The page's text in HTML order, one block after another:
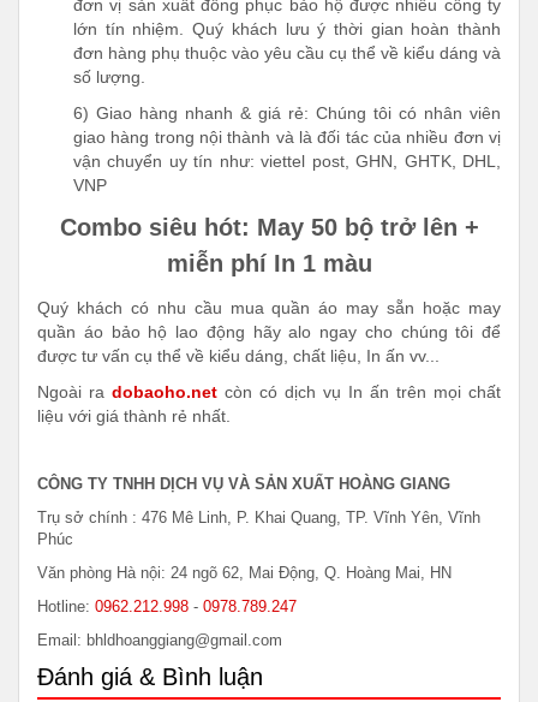
đơn vị sản xuất đồng phục bảo hộ được nhiều công ty
lớn tín nhiệm. Quý khách lưu ý thời gian hoàn thành
đơn hàng phụ thuộc vào yêu cầu cụ thể về kiểu dáng và
số lượng.
6) Giao hàng nhanh & giá rẻ: Chúng tôi có nhân viên
giao hàng trong nội thành và là đối tác của nhiều đơn vị
vận chuyển uy tín như: viettel post, GHN, GHTK, DHL,
VNP
Combo siêu hót: May 50 bộ trở lên +
miễn phí In 1 màu
Quý khách có nhu cầu mua quần áo may sẵn hoặc may
quần áo bảo hộ lao động hãy alo ngay cho chúng tôi để
được tư vấn cụ thể về kiểu dáng, chất liệu, In ấn vv...
Ngoài ra dobaoho.net còn có dịch vụ In ấn trên mọi chất
liệu với giá thành rẻ nhất.
CÔNG TY TNHH DỊCH VỤ VÀ SẢN XUẤT HOÀNG GIANG
Trụ sở chính : 476 Mê Linh, P. Khai Quang, TP. Vĩnh Yên, Vĩnh
Phúc
Văn phòng Hà nội: 24 ngõ 62, Mai Động, Q. Hoàng Mai, HN
Hotline: 0962.212.998 - 0978.789.247
Email: bhldhoanggiang@gmail.com
Đánh giá & Bình luận